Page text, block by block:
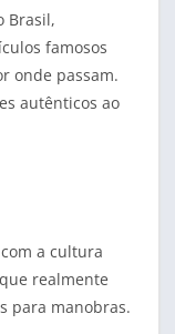
Brasil,
famosos
onde passam.
autênticos ao
a cultura
realmente
para manobras.